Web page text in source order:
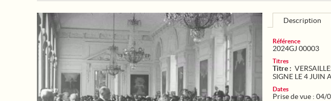
Description
Référence
2024GJ 00003
Titres
Titre :
SIGNE LE 4 JUIN
Dates
Prise de vue : 04/